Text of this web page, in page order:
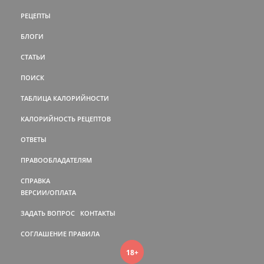
РЕЦЕПТЫ
БЛОГИ
СТАТЬИ
ПОИСК
ТАБЛИЦА КАЛОРИЙНОСТИ
КАЛОРИЙНОСТЬ РЕЦЕПТОВ
ОТВЕТЫ
ПРАВООБЛАДАТЕЛЯМ
СПРАВКА
ВЕРСИИ/ОПЛАТА
ЗАДАТЬ ВОПРОС КОНТАКТЫ
СОГЛАШЕНИЕ ПРАВИЛА
18+